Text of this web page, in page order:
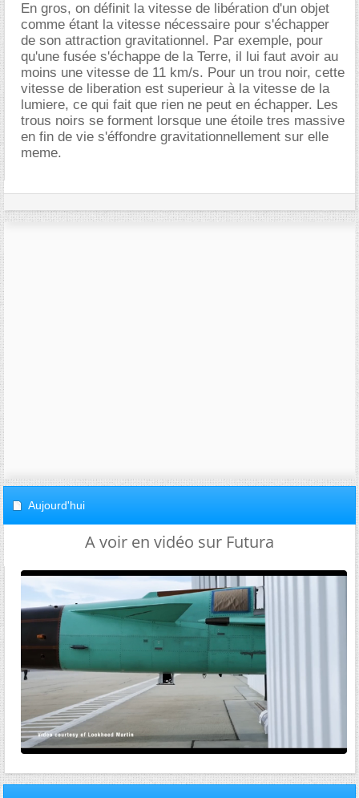
En gros, on définit la vitesse de libération d'un objet
comme étant la vitesse nécessaire pour s'échapper
de son attraction gravitationnel. Par exemple, pour
qu'une fusée s'échappe de la Terre, il lui faut avoir au
moins une vitesse de 11 km/s. Pour un trou noir, cette
vitesse de liberation est superieur à la vitesse de la
lumiere, ce qui fait que rien ne peut en échapper. Les
trous noirs se forment lorsque une étoile tres massive
en fin de vie s'éffondre gravitationnellement sur elle
meme.
Aujourd'hui
A voir en vidéo sur Futura